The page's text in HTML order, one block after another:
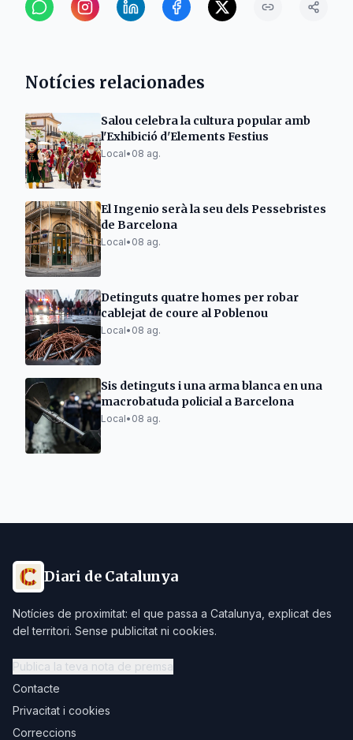
Notícies relacionades
Salou celebra la cultura popular amb
l'Exhibició d'Elements Festius
Local• 08 ag.
El Ingenio serà la seu dels Pessebristes
de Barcelona
Local• 08 ag.
Detinguts quatre homes per robar
cablejat de coure al Poblenou
Local• 08 ag.
Sis detinguts i una arma blanca en una
macrobatuda policial a Barcelona
Local• 08 ag.
Diari de Catalunya
Notícies de proximitat: el que passa a Catalunya, explicat des
del territori. Sense publicitat ni cookies.
Publica la teva nota de premsa
Contacte
Privacitat i cookies
Correccions